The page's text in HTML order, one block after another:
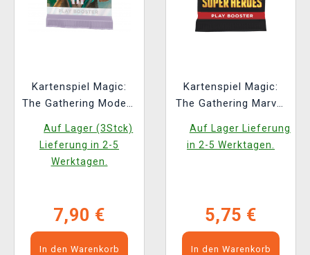
Kartenspiel Magic:
The Gathering Modern
Booster (14 Karten)
(ENGLISCHE
VERSION)
Auf Lager (3Stck)
Lieferung in 2-5
Werktagen.
7,90 €
In den Warenkorb
Kartenspiel Magic:
The Gathering Marvel
Booster (14 Karten)
Auf Lager Lieferung
in 2-5 Werktagen.
5,75 €
In den Warenkorb